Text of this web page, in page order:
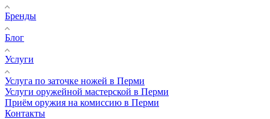
Бренды
Блог
Услуги
Услуга по заточке ножей в Перми
Услуги оружейной мастерской в Перми
Приём оружия на комиссию в Перми
Контакты